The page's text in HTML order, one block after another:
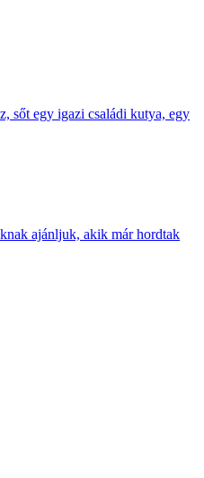
sőt egy igazi családi kutya, egy
ajánljuk, akik már hordtak